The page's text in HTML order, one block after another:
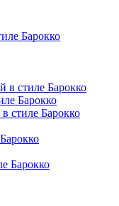
Барокко
в стиле Барокко
Барокко
стиле Барокко
Барокко